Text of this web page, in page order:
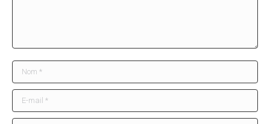
Nom *
E-mail *